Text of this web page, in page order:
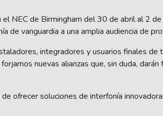
NEC de Birmingham del 30 de abril al 2
vanguardia a una amplia audiencia de
integradores y usuarios finales de
nuevas alianzas que, sin duda, darán
ofrecer soluciones de interfonía